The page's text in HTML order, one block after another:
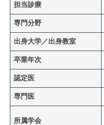
担当診療
専門分野
出身大学／出身教室
卒業年次
認定医
専門医
所属学会